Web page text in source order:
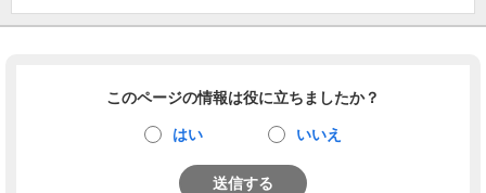
このページの情報は役に立ちましたか？
はい いいえ
送信する